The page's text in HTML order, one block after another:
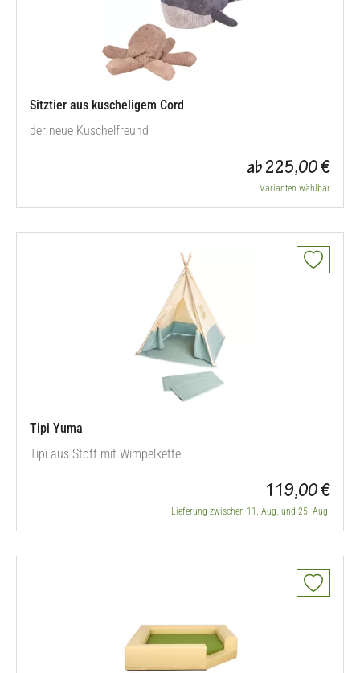
Sitztier aus kuscheligem Cord
der neue Kuschelfreund
ab 225,00 €
Varianten wählbar
Tipi Yuma
Tipi aus Stoff mit Wimpelkette
119,00 €
Lieferung zwischen 11. Aug. und 25. Aug.